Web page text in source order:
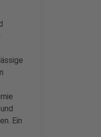
Ein